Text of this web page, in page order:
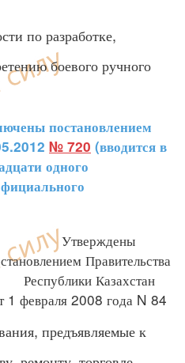
по разработке,
боевого ручного
постановлением
№ 720 (вводится в
одного
Утверждены
Правительства
Республики Казахстан
1 февраля 2008 года N 84
предъявляемые к